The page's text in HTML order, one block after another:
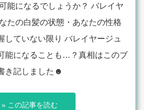
能になるでしょうか？ バレイヤ
たの白髪の状態・あなたの性格
していない限り バレイヤージュ
能になることも…？真相はこのブ
き記しました☻
» この記事を読む